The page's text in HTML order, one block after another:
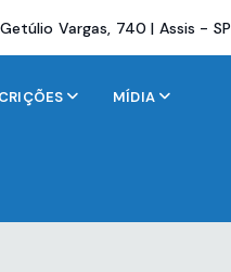
Vargas, 740 | Assis - SP
MÍDIA